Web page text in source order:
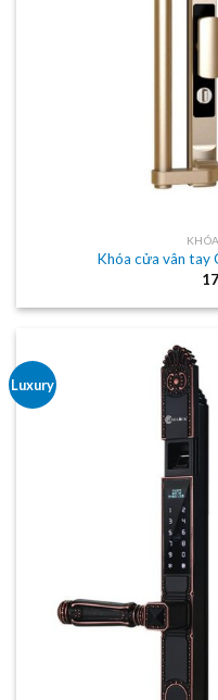
Khóa cửa vân tay
Luxury